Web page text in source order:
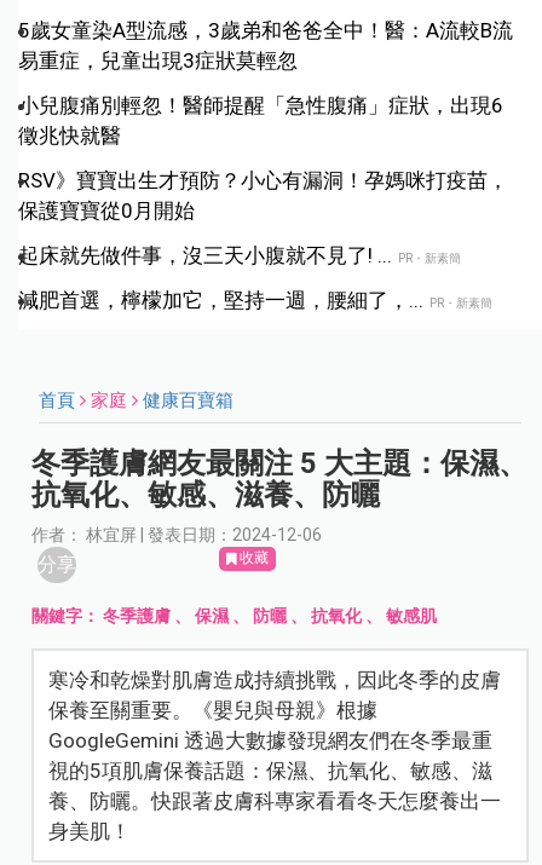
5歲女童染A型流感，3歲弟和爸爸全中！醫：A流較B流
易重症，兒童出現3症狀莫輕忽
小兒腹痛別輕忽！醫師提醒「急性腹痛」症狀，出現6
徵兆快就醫
RSV》寶寶出生才預防？小心有漏洞！孕媽咪打疫苗，
保護寶寶從0月開始
起床就先做件事，沒三天小腹就不見了! ...
PR・新素簡
減肥首選，檸檬加它，堅持一週，腰細了，... PR・新素簡
首頁 家庭 健康百寶箱
冬季護膚網友最關注 5 大主題：保濕、
抗氧化、敏感、滋養、防曬
作者： 林宜屏 | 發表日期：2024-12-06
分享 收藏
關鍵字：冬季護膚 、保濕 、 防曬 、抗氧化、敏感肌
寒冷和乾燥對肌膚造成持續挑戰，因此冬季的皮膚
保養至關重要。《嬰兒與母親》根據
GoogleGemini 透過大數據發現網友們在冬季最重
視的5項肌膚保養話題：保濕、抗氧化、敏感、滋
養、防曬。快跟著皮膚科專家看看冬天怎麼養出一
身美肌！